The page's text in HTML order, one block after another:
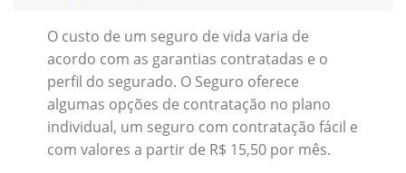
O custo de um seguro de vida varia de
acordo com as garantias contratadas e o
perfil do segurado. O Seguro oferece
algumas opções de contratação no plano
individual, um seguro com contratação fácil e
com valores a partir de R$ 15,50 por mês.